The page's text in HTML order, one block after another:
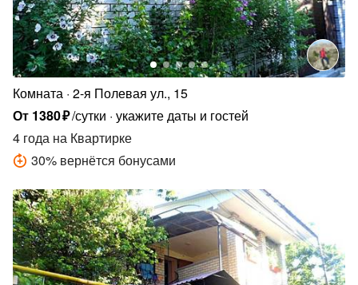
Комната 2-я Полевая ул., 15
От 1380₽/сутки укажите даты и гостей
4 года на Квартирке
30% вернётся бонусами